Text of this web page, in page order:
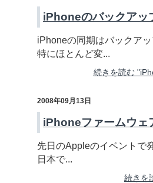
iPhoneのバックアッ
iPhoneの同期はバックア
特にほとんど変...
続きを読む
2008年09月13日
iPhoneファームウェ
先日のAppleのイベントで
日本で...
続きを